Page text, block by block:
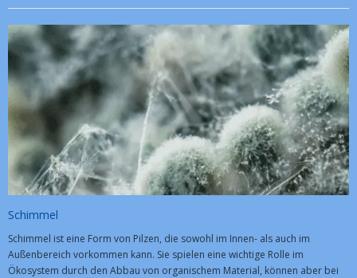
Schimmel
Schimmel ist eine Form von Pilzen, die sowohl im Innen- als auch im
Außenbereich vorkommen kann. Sie spielen eine wichtige Rolle im
Ökosystem durch den Abbau von organischem Material, können aber bei